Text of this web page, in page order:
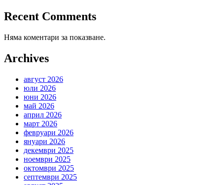
Recent Comments
Няма коментари за показване.
Archives
август 2026
юли 2026
юни 2026
май 2026
април 2026
март 2026
февруари 2026
януари 2026
декември 2025
ноември 2025
октомври 2025
септември 2025